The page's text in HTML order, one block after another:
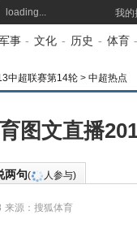
loading... 我的
事 - 文化 - 历史 - 体育 -
中超联赛第14轮 > 中超热点
图文直播
两句( 人参与)
来源： 搜狐体育